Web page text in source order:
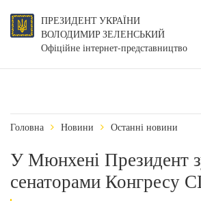
ПРЕЗИДЕНТ УКРАЇНИ
ВОЛОДИМИР ЗЕЛЕНСЬКИЙ
Офіційне інтернет-представництво
Головна Новини Останні новини
У Мюнхені Президент
сенаторами Конгресу